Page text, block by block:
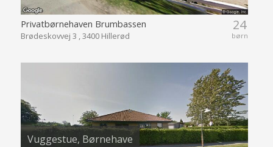
24
børn
Privatbørnehaven Brumbassen
Brødeskovvej 3 , 3400 Hillerød
Vuggestue, Børnehave